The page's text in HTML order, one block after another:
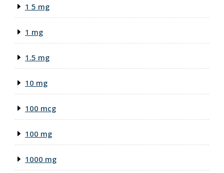
1 5 mg
1 mg
1.5 mg
10 mg
100 mcg
100 mg
1000 mg